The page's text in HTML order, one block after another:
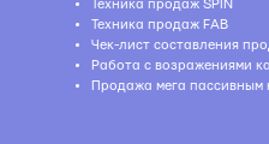
Техника продаж SPIN
Техника продаж FAB
Чек-лист составления
Работа с возражениями
Продажа мега пассивным